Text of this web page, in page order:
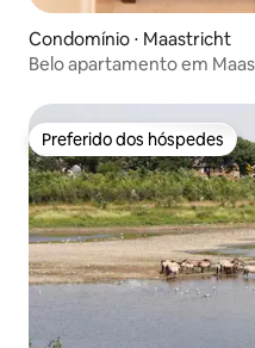
Condomínio ⋅ Maastricht
Belo apartamento em
Preferido dos hóspedes
Preferido dos hóspedes